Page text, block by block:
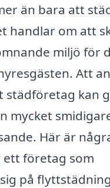
än bara att
handlar om att
miljö för
Att
städföretag kan
mycket
Här är
företag som
på